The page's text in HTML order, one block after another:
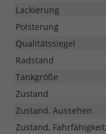
Lackierung
Polsterung
Qualitätssiegel
Radstand
Tankgröße
Zustand
Zustand, Aussehen
Zustand, Fahrfähigkeit